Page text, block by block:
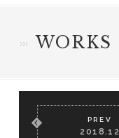
WORKS
PREV
2018.12